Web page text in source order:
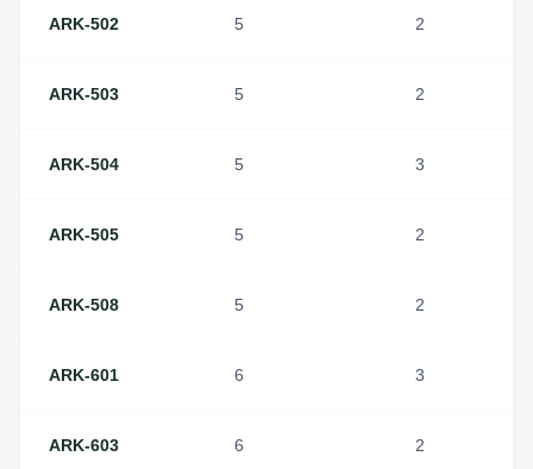
ARK-502 5 2
ARK-503 5 2
ARK-504 5 3
ARK-505 5 2
ARK-508 5 2
ARK-601 6 3
ARK-603 6 2